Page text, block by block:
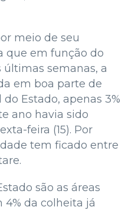
meio de seu
que em função do
últimas semanas, a
em boa parte de
do Estado, apenas 3%
ano havia sido
feira (15). Por
tem ficado entre
são as áreas
4% da colheita já